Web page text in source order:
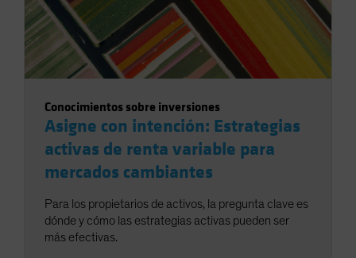
Conocimientos sobre inversiones
Asigne con intención: Estrategias
activas de renta variable para
mercados cambiantes
Para los propietarios de activos, la pregunta clave es
dónde y cómo las estrategias activas pueden ser
más efectivas.